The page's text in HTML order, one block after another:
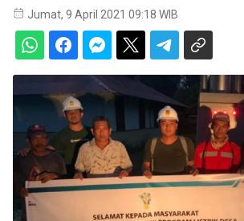
Jumat, 9 April 2021 09:18 WIB